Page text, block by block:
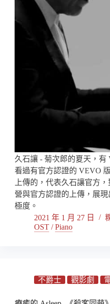
久石讓 - 菊次郎的夏天，有
看過有官方認證的 VEVO
上傳的，代表久石讓官方，
營與官方認證的上傳，展
極度。
2021 年 1 月 27 日
OST /Piano
不爵士 觀影劇